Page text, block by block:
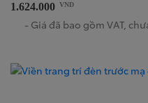
1.624.000 VND
- Giá đã bao gồm VAT,